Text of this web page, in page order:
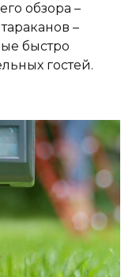
обзора –
–
быстро
гостей.